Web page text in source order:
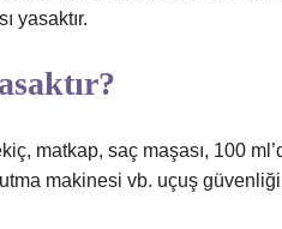
yasaktır.
matkap, saç maşası, 100
makinesi vb. uçuş